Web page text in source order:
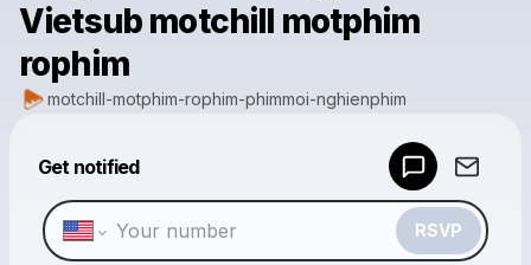
Vietsub motchill motphim
rophim
motchill-motphim-rophim-phimmoi-nghienphim
Get notified
RSVP